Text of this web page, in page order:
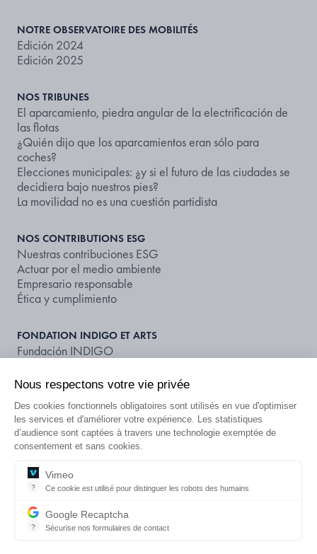
¿BUSCA UN APARCAMIENTO O
UNA OFERTA?
NOTRE OBSERVATOIRE DES MOBILITÉS
Edición 2024
Edición 2025
NOS TRIBUNES
El aparcamiento, piedra angular de la electrificación de
las flotas
¿Quién dijo que los aparcamientos eran sólo para
coches?
Elecciones municipales: ¿y si el futuro de las ciudades se
decidiera bajo nuestros pies?
La movilidad no es una cuestión partidista
NOS CONTRIBUTIONS ESG
Nuestras contribuciones ESG
Actuar por el medio ambiente
Empresario responsable
Ética y cumplimiento
FONDATION INDIGO ET ARTS
Fundación INDIGO
NOS DOCUMENTS ET PUBLICATIONS
Publicaciones
Calificación extrafinanciera
Información legalCGUPolítica de privacidad
Nous respectons votre vie privée
Des cookies fonctionnels obligatoires sont utilisés en vue d'optimiser
les services et d'améliorer votre expérience. Les statistiques
d’audience sont captées à travers une technologie exemptée de
consentement et sans cookies.
?
Vimeo
Ce cookie est utilisé pour distinguer les robots des humains
?
Google Recaptcha
Sécurise nos formulaires de contact